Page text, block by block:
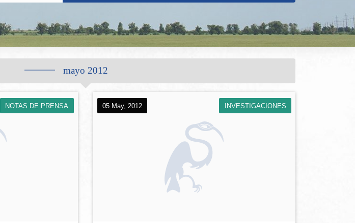
mayo 2012
NOTAS DE PRENSA 05 May, 2012 INVESTIGACIONES